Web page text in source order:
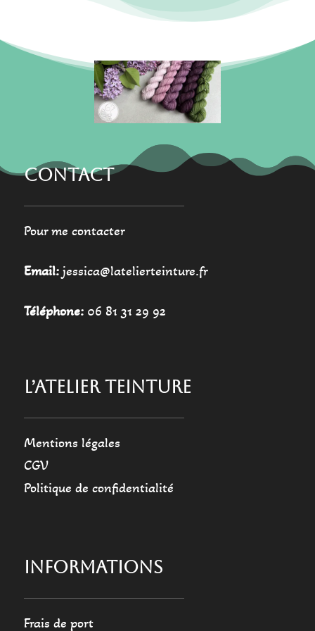
choisies
peuvent
choisies
sur
la
page
produit
CONTACT
Pour me contacter
Email:jessica@latelierteinture.fr
Téléphone:06 81 31 29 92
L’ATELIER TEINTURE
Mentions légales
CGV
Politique de confidentialité
INFORMATIONS
Frais de port